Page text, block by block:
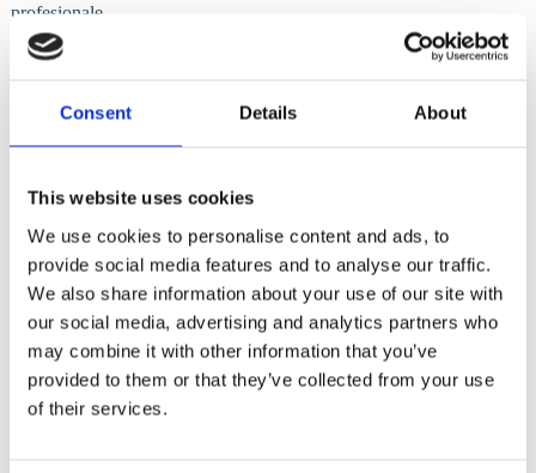
Consent Details About
This website uses cookies
We use cookies to personalise content and ads, to
provide social media features and to analyse our traffic.
We also share information about your use of our site with
our social media, advertising and analytics partners who
may combine it with other information that you’ve
provided to them or that they’ve collected from your use
of their services.
profesionale
Construcție robustă: pregătită pentru utilizare zilnică și proiecte
solicitante
vopsitorie, Titan Impact 540 CART îți oferă eficiență și rezultate de
Află mai multe detalii:https://www.titan-
romania.ro/product/impact-540/
0756.169.788